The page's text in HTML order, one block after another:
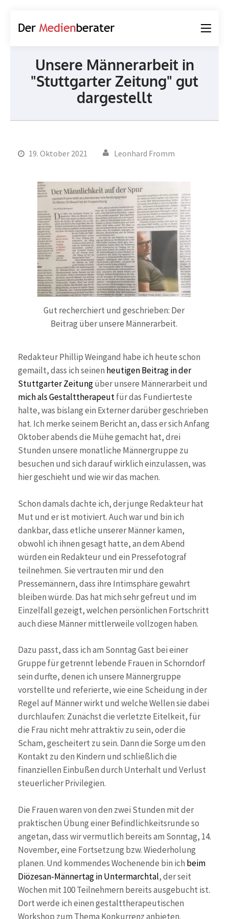
Unsere Männerarbeit in
"Stuttgarter Zeitung" gut
dargestellt
19. Oktober 2021 Leonhard Fromm
Gut recherchiert und geschrieben: Der
Beitrag über unsere Männerarbeit.
Redakteur Phillip Weingand habe ich heute schon
gemailt, dass ich seinen heutigen Beitrag in der
Stuttgarter Zeitungüber unsere Männerarbeit und
mich als Gestalttherapeutfür das Fundierteste
halte, was bislang ein Externer darüber geschrieben
hat. Ich merke seinem Bericht an, dass er sich Anfang
Oktober abends die Mühe gemacht hat, drei
Stunden unsere monatliche Männergruppe zu
besuchen und sich darauf wirklich einzulassen, was
hier geschieht und wie wir das machen.
Schon damals dachte ich, der junge Redakteur hat
Mut und er ist motiviert. Auch war und bin ich
dankbar, dass etliche unserer Männer kamen,
obwohl ich ihnen gesagt hatte, an dem Abend
würden ein Redakteur und ein Pressefotograf
teilnehmen. Sie vertrauten mir und den
Pressemännern, dass ihre Intimsphäre gewahrt
bleiben würde. Das hat mich sehr gefreut und im
Einzelfall gezeigt, welchen persönlichen Fortschritt
auch diese Männer mittlerweile vollzogen haben.
Dazu passt, dass ich am Sonntag Gast bei einer
Gruppe für getrennt lebende Frauen in Schorndorf
sein durfte, denen ich unsere Männergruppe
vorstellte und referierte, wie eine Scheidung in der
Regel auf Männer wirkt und welche Wellen sie dabei
durchlaufen: Zunächst die verletzte Eitelkeit, für
die Frau nicht mehr attraktiv zu sein, oder die
Scham, gescheitert zu sein. Dann die Sorge um den
Kontakt zu den Kindern und schließlich die
finanziellen Einbußen durch Unterhalt und Verlust
steuerlicher Privilegien.
Die Frauen waren von den zwei Stunden mit der
praktischen Übung einer Befindlichkeitsrunde so
angetan, dass wir vermutlich bereits am Sonntag, 14.
November, eine Fortsetzung bzw. Wiederholung
planen. Und kommendes Wochenende bin ich beim
Diözesan-Männertag in Untermarchtal, der seit
Wochen mit 100 Teilnehmern bereits ausgebucht ist.
Dort werde ich einen gestalttherapeutischen
Workshop zum Thema Konkurrenz anbieten.